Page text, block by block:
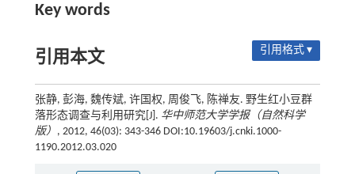
Key words
引用本文 引用格式 ▾
张静, 彭海, 魏传斌, 许国权, 周俊飞, 陈禅友. 野生红小豆群
落形态调查与利用研究[J]. 华中师范大学学报（自然科学
版） , 2012, 46(03): 343-346 DOI:10.19603/j.cnki.1000-
1190.2012.03.020